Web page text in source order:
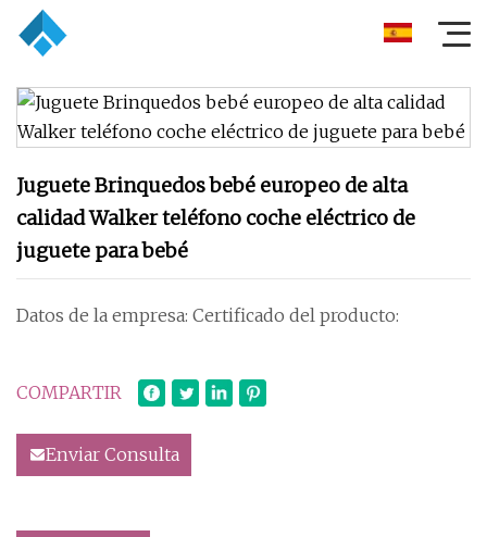
Juguete Brinquedos bebé europeo de alta
calidad Walker teléfono coche eléctrico de
juguete para bebé
Datos de la empresa: Certificado del producto:
COMPARTIR
Enviar Consulta